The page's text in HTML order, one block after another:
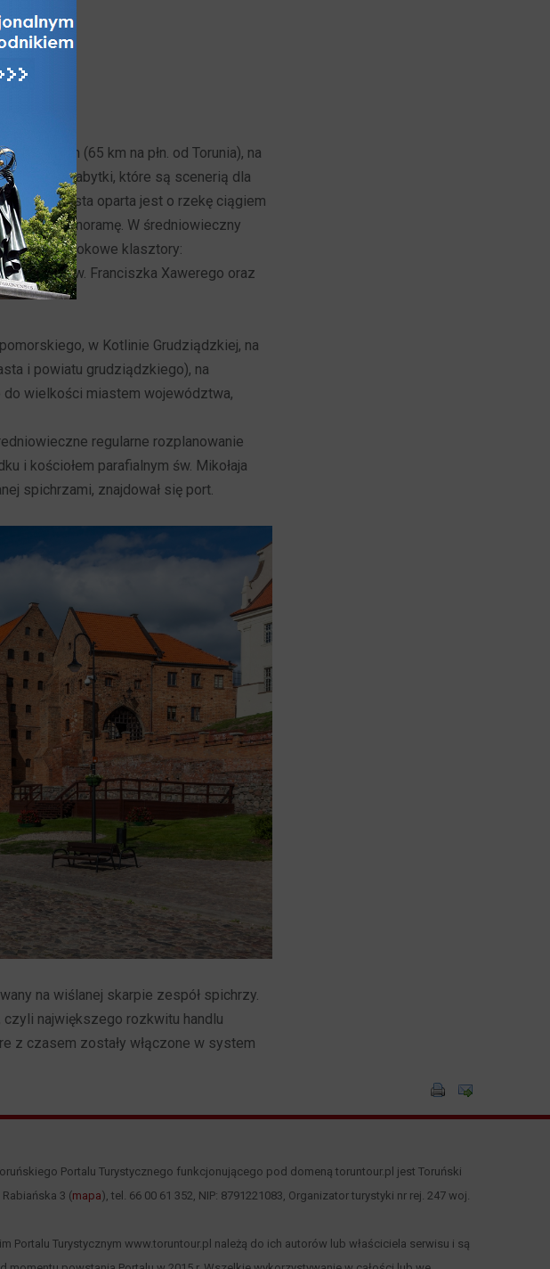
(65 km na płn. od Torunia), na
w zabytki, które są scenerią dla
część miasta oparta jest o rzekę ciągiem
piękną panoramę. W średniowieczny
są trzy barokowe klasztory:
św. Franciszka Xawerego oraz
w Kotlinie Grudziądzkiej, na
i powiatu grudziądzkiego), na
do wielkości miastem województwa,
regularne rozplanowanie
i kościołem parafialnym św. Mikołaja
spichrzami, znajdował się port.
na wiślanej skarpie zespół spichrzy.
największego rozkwitu handlu
z czasem zostały włączone w system
Portalu Turystycznego funkcjonującego pod domeną toruntour.pl jest Toruński
Rabiańska 3 (mapa), tel. 66 00 61 352, NIP: 8791221083, Organizator turystyki nr rej. 247 woj.
Portalu Turystycznym www.toruntour.pl należą do ich autorów lub właściciela serwisu i są